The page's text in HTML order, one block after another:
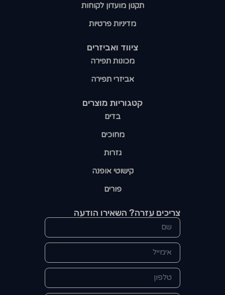
קטגוריות מוצרים​
בדים
מחוכים
גזרות
קישוטי אופנה
פורים
ציווד ואביזרים
מכונות תפירה
אביזרי תפירה
תקנון מועדון לקוחות
מדיניות פרטיות
צריכים עזרה? השאירו הודעה